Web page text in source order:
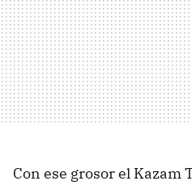
Con ese grosor el Kazam